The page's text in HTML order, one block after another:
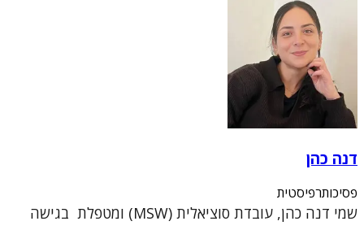
דנה כהן
פסיכותרפיסטית
שמי דנה כהן, עובדת סוציאלית (MSW) ומטפלת בגישה